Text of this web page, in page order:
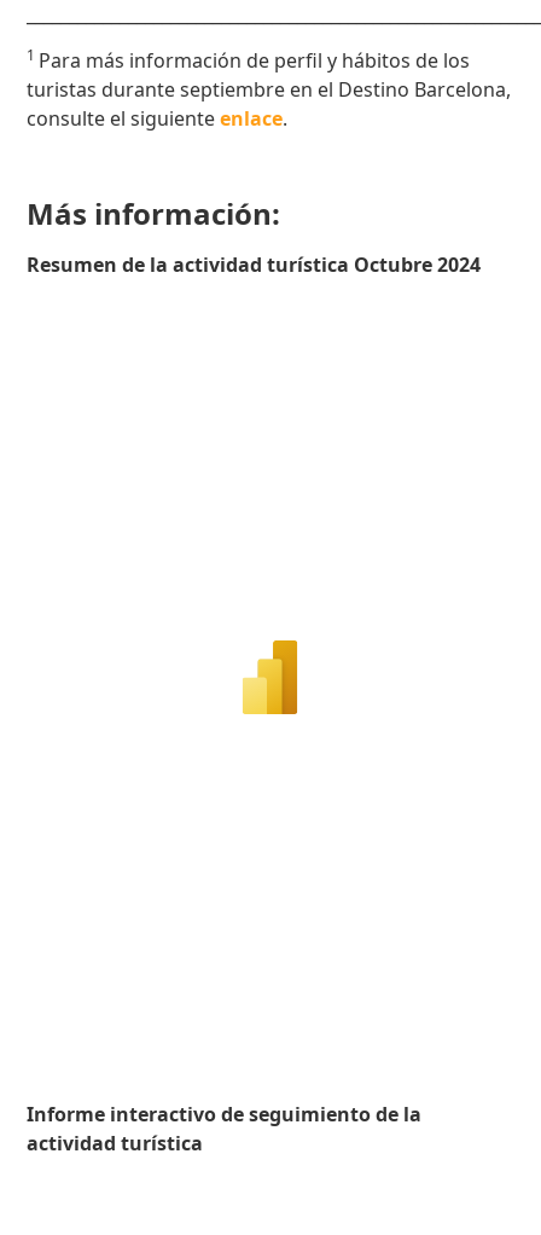
1 Para más información de perfil y hábitos de los
turistas durante septiembre en el Destino Barcelona,
consulte el siguienteenlace.
Más información:
Resumen de la actividad turística Octubre 2024
Informe interactivo de seguimiento de la
actividad turística